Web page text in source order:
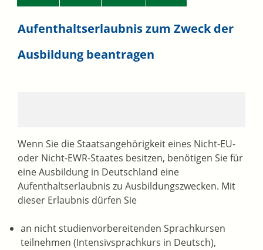
Aufenthaltserlaubnis zum Zweck der
Ausbildung beantragen
Wenn Sie die Staatsangehörigkeit eines Nicht-EU-
oder Nicht-EWR-Staates besitzen, benötigen Sie für
eine Ausbildung in Deutschland eine
Aufenthaltserlaubnis zu Ausbildungszwecken. Mit
dieser Erlaubnis dürfen Sie
an nicht studienvorbereitenden Sprachkursen
teilnehmen (Intensivsprachkurs in Deutsch),